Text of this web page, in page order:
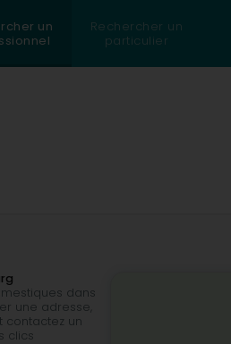
un
Rechercher un
particulier
dans
une adresse,
contactez un
clics